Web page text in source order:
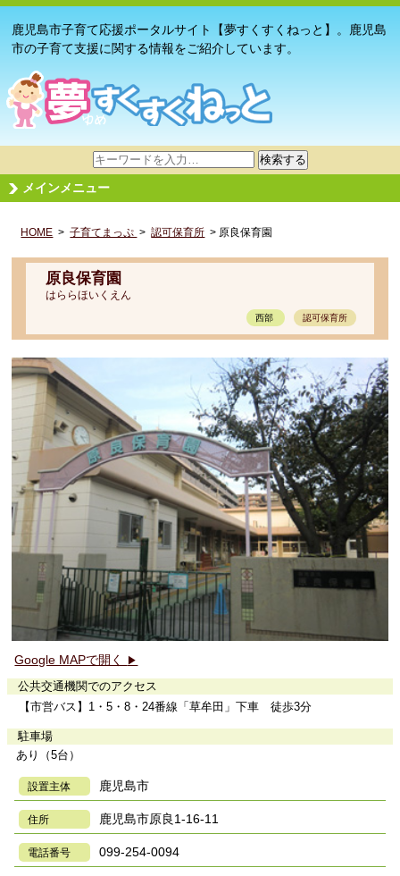
鹿児島市子育て応援ポータルサイト【夢すくすくねっと】。鹿児島
市の子育て支援に関する情報をご紹介しています。
サ
イ
ト
検
検索する
メインメニュー
HOME >子育てまっぷ >認可保育所 > 原良保育園
原良保育園
はららほいくえん
西部 認可保育所
Google MAPで開く ▶
公共交通機関でのアクセス
【市営バス】1・5・8・24番線「草牟田」下車 徒歩3分
駐車場
あり（5台）
設置主体 鹿児島市
住所 鹿児島市原良1-16-11
電話番号 099-254-0094